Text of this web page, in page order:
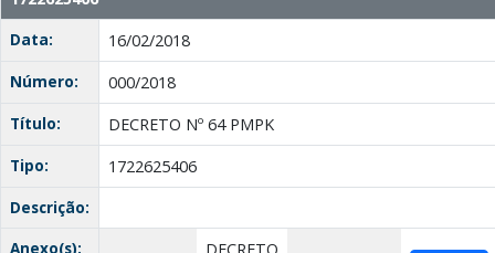
Data:
16/02/2018
Número:
000/2018
Título:
DECRETO Nº 64 PMPK
Tipo:
1722625406
Descrição:
Anexo(s):